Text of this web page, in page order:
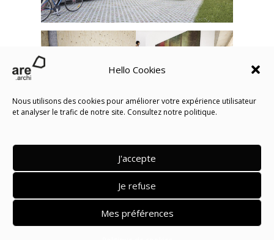
Hello Cookies
Nous utilisons des cookies pour améliorer votre expérience utilisateur
et analyser le trafic de notre site. Consultez notre politique.
J'accepte
Je refuse
Mes préférences
Nous contacter